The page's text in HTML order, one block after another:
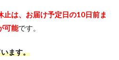
止は、お届け予定日の10日前ま
可能です。
ます。